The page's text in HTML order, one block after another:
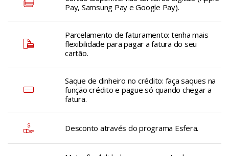
Pay, Samsung Pay e Google Pay).
Parcelamento de faturamento: tenha mais
flexibilidade para pagar a fatura do seu
cartão.
Saque de dinheiro no crédito: faça saques na
função crédito e pague só quando chegar a
fatura.
Desconto através do programa Esfera.